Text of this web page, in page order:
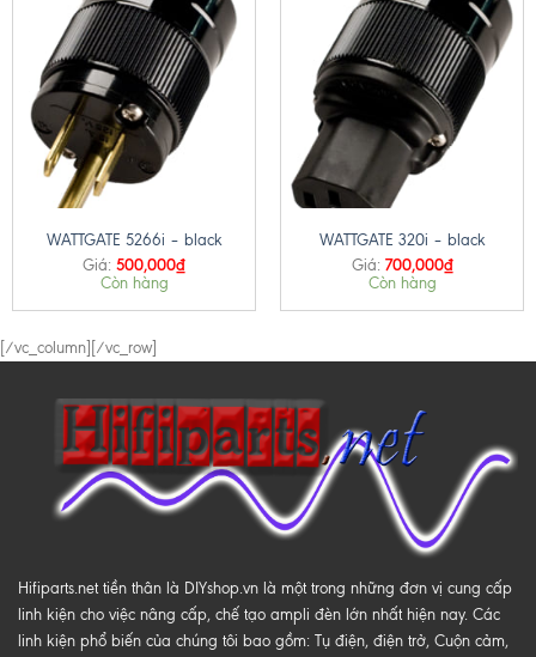
WATTGATE 5266i – black
Giá: 500,000₫
Còn hàng
WATTGATE 320i – black
Giá: 700,000₫
Còn hàng
[/vc_column][/vc_row]
Hifiparts.net tiền thân là DIYshop.vn là một trong những đơn vị cung cấp
linh kiện cho việc nâng cấp, chế tạo ampli đèn lớn nhất hiện nay. Các
linh kiện phổ biến của chúng tôi bao gồm: Tụ điện, điện trở, Cuộn cảm,